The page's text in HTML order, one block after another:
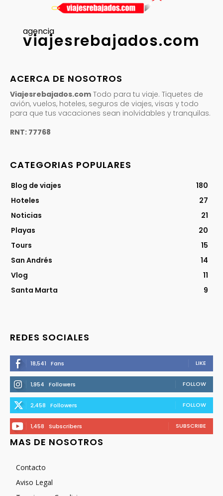
agencia
viajesrebajados.com
ACERCA DE NOSOTROS
Viajesrebajados.com Todo para tu viaje. Tiquetes de
avión, vuelos, hoteles, seguros de viajes, visas y todo
para que tus vacaciones sean inolvidables y tranquilas.
RNT: 77768
CATEGORIAS POPULARES
Blog de viajes
180
Hoteles
27
Noticias
21
Playas
20
Tours
15
San Andrés
14
Vlog
11
Santa Marta
9
REDES SOCIALES
18,541 Fans LIKE
1,954 Followers FOLLOW
2,458 Followers FOLLOW
1,458 Subscribers SUBSCRIBE
MAS DE NOSOTROS
Contacto
Aviso Legal